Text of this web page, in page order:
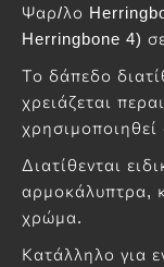
Ψαρ/λο
Herringbone 4)
Το δάπεδο
χρειάζεται
Διατίθενται
αρμοκάλυπτρα,
χρώμα.
Κατάλληλο για